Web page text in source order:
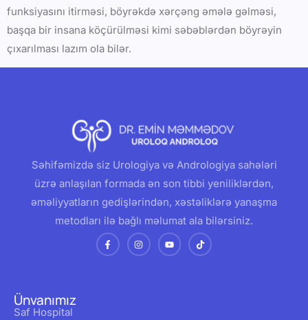
funksiyasını itirməsi, böyrəkdə xərçəng əmələ gəlməsi,
başqa bir insana köçürülməsi kimi səbəblərdən böyrəyin
çıxarılması lazım ola bilər.
Səhifəmizdə siz Urologiya və Andrologiya sahələri
üzrə anlaşılan formada ən son tibbi yeniliklərdən,
əməliyyatların gedişlərindən, xəstəliklərə yanaşma
metodları ilə bağlı məlumat ala bilərsiniz.
Ünvanımız
Saf Hospital